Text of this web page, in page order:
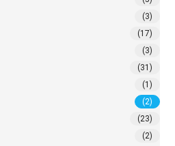
(3)
(17)
(3)
(31)
(1)
(2)
(23)
(2)